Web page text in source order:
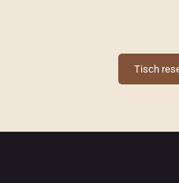
Tisch